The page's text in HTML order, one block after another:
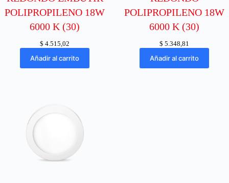
POLIPROPILENO 18W
6000 K (30)
$ 4.515,02
Añadir al carrito
POLIPROPILENO 18W
6000 K (30)
$ 5.348,81
Añadir al carrito